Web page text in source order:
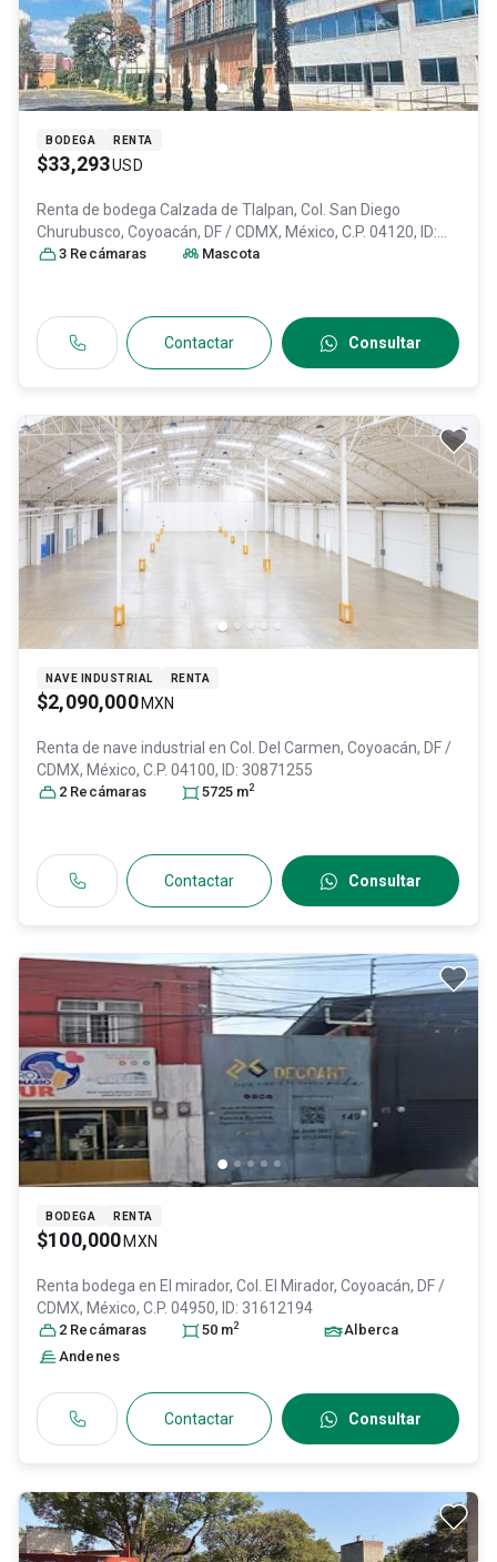
BODEGA RENTA
$33,293USD
Renta de bodega Calzada de Tlalpan, Col. San Diego
Churubusco, Coyoacán, DF / CDMX, México, C.P. 04120, ID:
31535488
3 Recámaras Mascota
Contactar Consultar
NAVE INDUSTRIAL RENTA
$2,090,000 MXN
Renta de nave industrial en Col. Del Carmen, Coyoacán, DF /
CDMX, México, C.P. 04100, ID: 30871255
2 Recámaras 5725 m2
Contactar Consultar
BODEGA RENTA
$100,000 MXN
Renta bodega en El mirador, Col. El Mirador, Coyoacán, DF /
CDMX, México, C.P. 04950, ID: 31612194
2 Recámaras 50 m2
Alberca
Andenes
Contactar Consultar